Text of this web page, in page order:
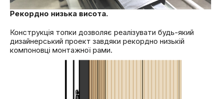
Рекордно низька висота.
Конструкція топки дозволяє реалізувати будь-який
дизайнерський проект завдяки рекордно низькій
компоновці монтажної рами.